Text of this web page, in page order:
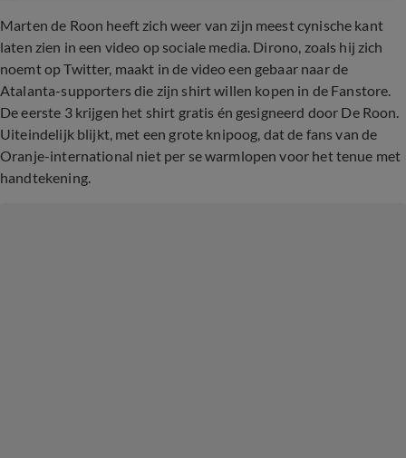
Marten de Roon heeft zich weer van zijn meest cynische kant
laten zien in een video op sociale media. Dirono, zoals hij zich
noemt op Twitter, maakt in de video een gebaar naar de
Atalanta-supporters die zijn shirt willen kopen in de Fanstore.
De eerste 3 krijgen het shirt gratis én gesigneerd door De Roon.
Uiteindelijk blijkt, met een grote knipoog, dat de fans van de
Oranje-international niet per se warmlopen voor het tenue met
handtekening.